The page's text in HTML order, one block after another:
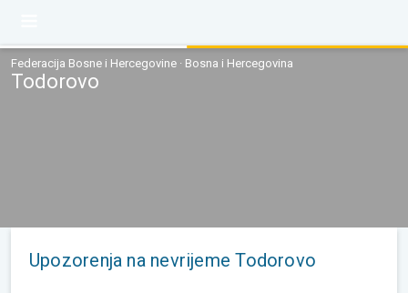
Federacija Bosne i Hercegovine · Bosna i Hercegovina
Todorovo
Upozorenja na nevrijeme Todorovo